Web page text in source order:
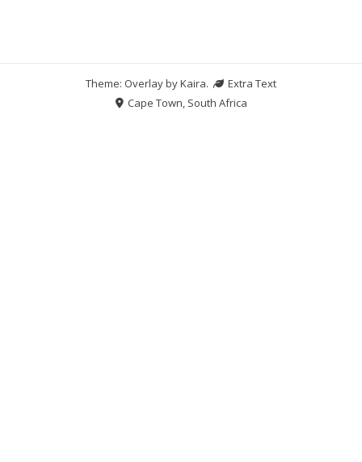
Theme: Overlay byKaira.
Extra Text
Cape Town, South Africa